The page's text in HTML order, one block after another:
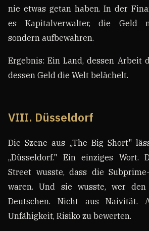
nie etwas getan haben. In der
es Kapitalverwalter, die Geld
sondern aufbewahren.
Ergebnis: Ein Land, dessen Arbeit
dessen Geld die Welt belächelt.
VIII. Düsseldorf
Die Szene aus „The Big Short"
„Düsseldorf." Ein einziges Wort.
Street wusste, dass die
waren. Und sie wusste, wer
Deutschen. Nicht aus Naivität.
Unfähigkeit, Risiko zu bewerten.